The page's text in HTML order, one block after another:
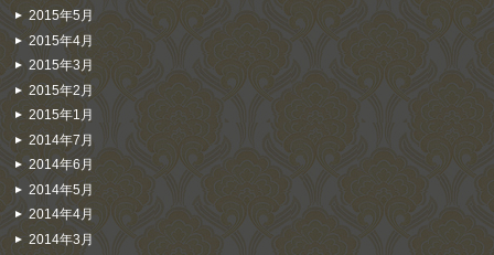
2015年5月
2015年4月
2015年3月
2015年2月
2015年1月
2014年7月
2014年6月
2014年5月
2014年4月
2014年3月